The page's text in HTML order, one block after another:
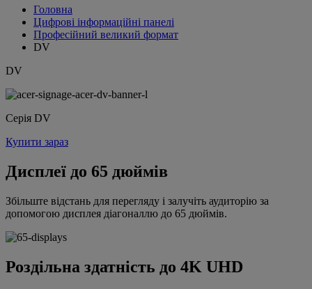
Головна
Цифрові інформаційні панелі
Професійний великий формат
DV
DV
Серія DV
Купити зараз
Дисплеї до 65 дюймів
Збільште відстань для перегляду і залучіть аудиторію за
допомогою дисплея діагоналлю до 65 дюймів.
Роздільна здатність до 4K UHD